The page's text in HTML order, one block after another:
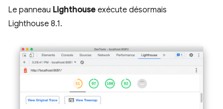
Le panneau Lighthouse exécute désormais
Lighthouse 8.1.